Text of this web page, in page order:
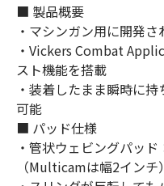
■ 製品概要
・マシンガン用に開発
・Vickers Combat
スト機能を搭載
・装着したまま瞬時に
可能
■ パッド仕様
・管状ウェビングパッ
（Multicamは幅2インチ）